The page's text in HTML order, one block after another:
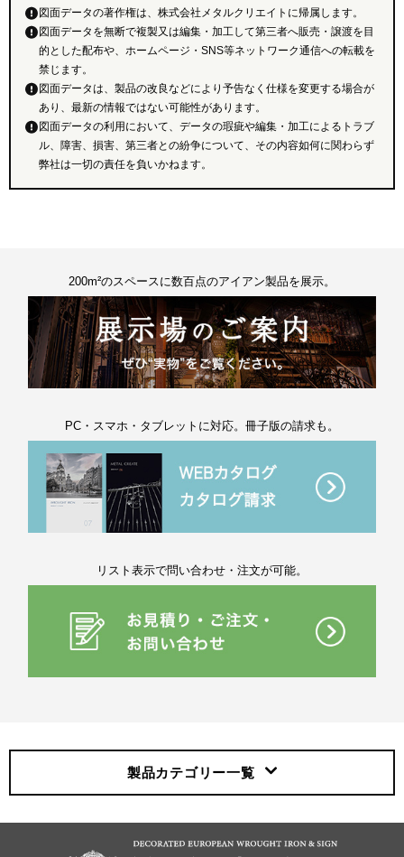
図面データの著作権は、株式会社メタルクリエイトに帰属します。
図面データを無断で複製又は編集・加工して第三者へ販売・譲渡を目
的とした配布や、ホームページ・SNS等ネットワーク通信への転載を
禁じます。
図面データは、製品の改良などにより予告なく仕様を変更する場合が
あり、最新の情報ではない可能性があります。
図面データの利用において、データの瑕疵や編集・加工によるトラブ
ル、障害、損害、第三者との紛争について、その内容如何に関わらず
弊社は一切の責任を負いかねます。
200m²のスペースに数百点のアイアン製品を展示。
PC・スマホ・タブレットに対応。冊子版の請求も。
リスト表示で問い合わせ・注文が可能。
製品カテゴリー一覧